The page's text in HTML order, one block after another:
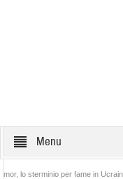
Menu
per fame in Ucraina